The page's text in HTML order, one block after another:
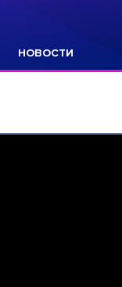
НОВОСТИ